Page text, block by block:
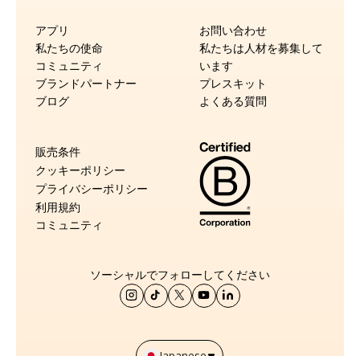
アプリ
私たちの使命
コミュニティ
ブランドパートナー
ブログ
お問い合わせ
私たちは人材を募集して
います
プレスキット
よくある質問
販売条件
クッキーポリシー
プライバシーポリシー
利用規約
コミュニティ
ソーシャルでフォローしてください